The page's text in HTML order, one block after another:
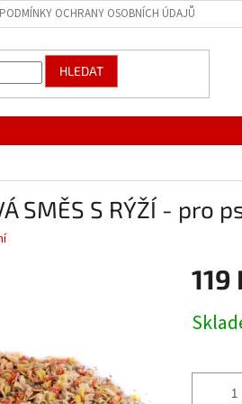
PODMÍNKY OCHRANY OSOBNÍCH ÚDAJŮ
HLEDAT
SMĚS S RÝŽÍ - pro
119
cena: